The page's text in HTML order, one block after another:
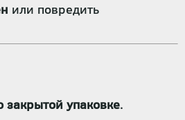
или повредить
закрытой упаковке.